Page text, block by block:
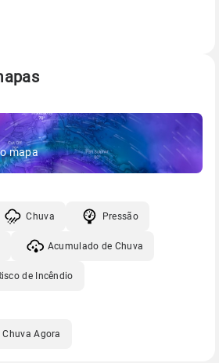
mapa
Chuva Pressão
Acumulado de Chuva
de Incêndio
Chuva Agora